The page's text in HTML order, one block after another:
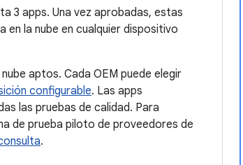
3 apps. Una vez aprobadas, estas
la nube en cualquier dispositivo
aptos. Cada OEM puede elegir
configurable. Las apps
las pruebas de calidad. Para
de prueba piloto de proveedores de
.